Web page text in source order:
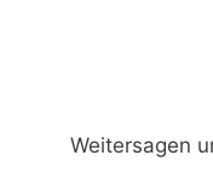
Weitersagen